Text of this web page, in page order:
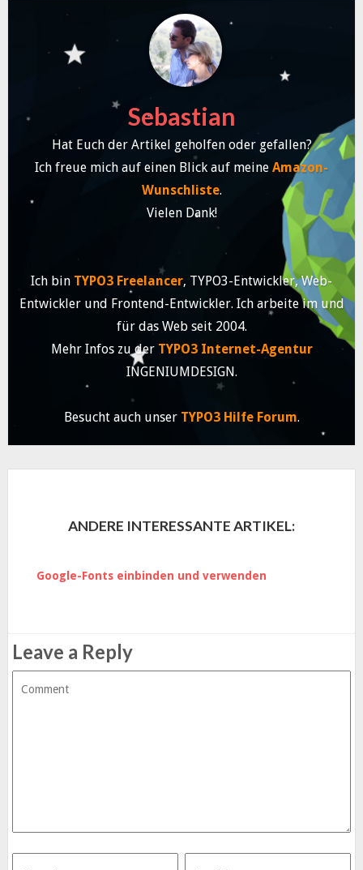
Sebastian
Hat Euch der Artikel geholfen oder gefallen?
Ich freue mich auf einen Blick auf meine Amazon-
Wunschliste.
Vielen Dank!
Ich bin TYPO3 Freelancer, TYPO3-Entwickler, Web-
Entwickler und Frontend-Entwickler. Ich arbeite im und
für das Web seit 2004.
Mehr Infos zu der TYPO3 Internet-Agentur
INGENIUMDESIGN.
Besucht auch unser TYPO3 Hilfe Forum.
ANDERE INTERESSANTE ARTIKEL:
Google-Fonts einbinden und verwenden
Leave a Reply